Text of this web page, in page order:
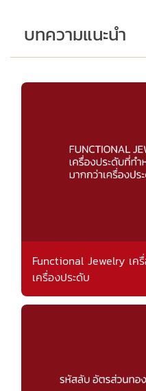
บทความแนะนำ
Functional Jewelry เค
เครื่องประดับ